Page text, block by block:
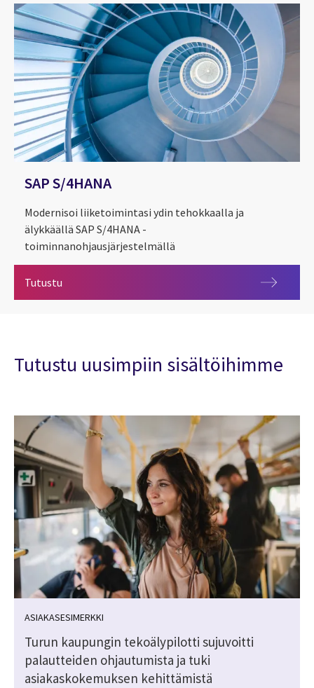
SAP S/4HANA
Modernisoi liiketoimintasi ydin tehokkaalla ja
älykkäällä SAP S/4HANA -
toiminnanohjausjärjestelmällä
Tutustu
Tutustu uusimpiin sisältöihimme
ASIAKASESIMERKKI
Turun kaupungin tekoälypilotti sujuvoitti
palautteiden ohjautumista ja tuki
asiakaskokemuksen kehittämistä